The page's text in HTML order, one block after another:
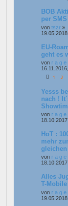
BOB
per
von tszr »
EU-
geht es
von r a g e
1 2
Yesss
nach !
von r a g e
HoT :
mehr
von r a g e
Alles
T-Mobile
von r a g e